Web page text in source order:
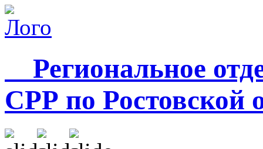
Региональное
СРР по Ростовской